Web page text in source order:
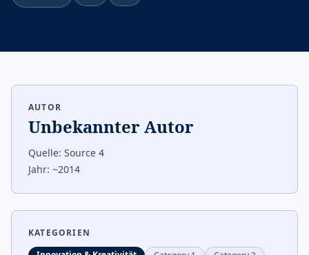
AUTOR
Unbekannter Autor
Quelle: Source 4
Jahr: ~2014
KATEGORIEN